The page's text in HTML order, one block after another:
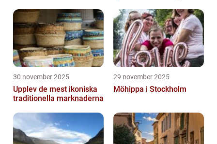
30 november 2025
Upplev de mest ikoniska
traditionella marknaderna
29 november 2025
Möhippa i Stockholm